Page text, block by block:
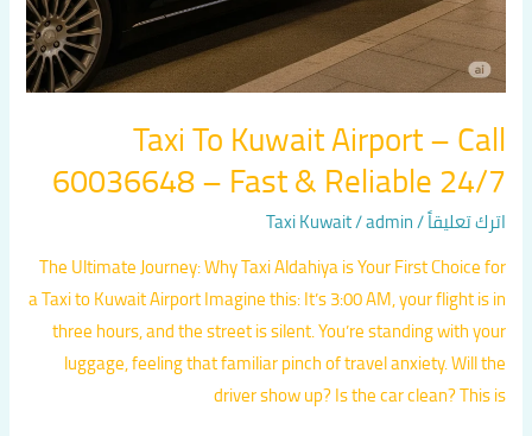
Taxi To Kuwait Airport – Call
60036648 – Fast & Reliable 24/7
اترك تعليقاً/
Taxi Kuwait/admin
The Ultimate Journey: Why Taxi Aldahiya is Your First Choice for
a Taxi to Kuwait Airport Imagine this: It’s 3:00 AM, your flight is in
three hours, and the street is silent. You’re standing with your
luggage, feeling that familiar pinch of travel anxiety. Will the
driver show up? Is the car clean? This is